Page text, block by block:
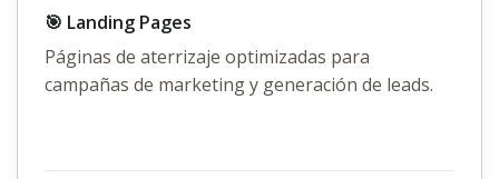
🎯 Landing Pages
Páginas de aterrizaje optimizadas para
campañas de marketing y generación de leads.